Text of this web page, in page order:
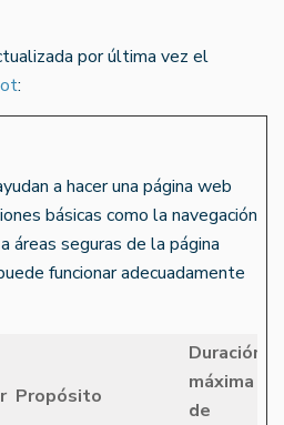
por última vez el
:
a hacer una página web
básicas como la navegación
áreas seguras de la página
funcionar adecuadamente
Propósito
Duración
máxima
de